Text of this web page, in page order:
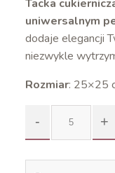
Tacka
uniwersalnym
dodaje elegancji
niezwykle
Rozmiar: 25×25